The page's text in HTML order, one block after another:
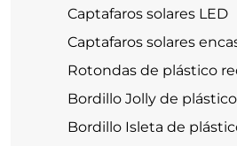
Captafaros solares LED
Captafaros solares
Rotondas de plástico
Bordillo Jolly de
Bordillo Isleta de